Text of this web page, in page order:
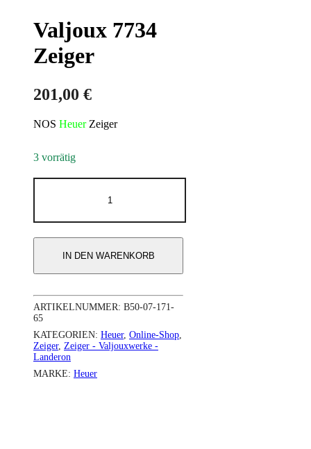
Valjoux 7734
Zeiger
201,00 €
NOS Heuer Zeiger
3 vorrätig
7734
Menge
IN DEN WARENKORB
ARTIKELNUMMER: B50-07-171-
65
KATEGORIEN: Heuer, Online-Shop
Zeiger, Zeiger - Valjouxwerke -
Landeron
MARKE: Heuer